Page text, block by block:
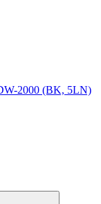
2000 (BK, 5LN)